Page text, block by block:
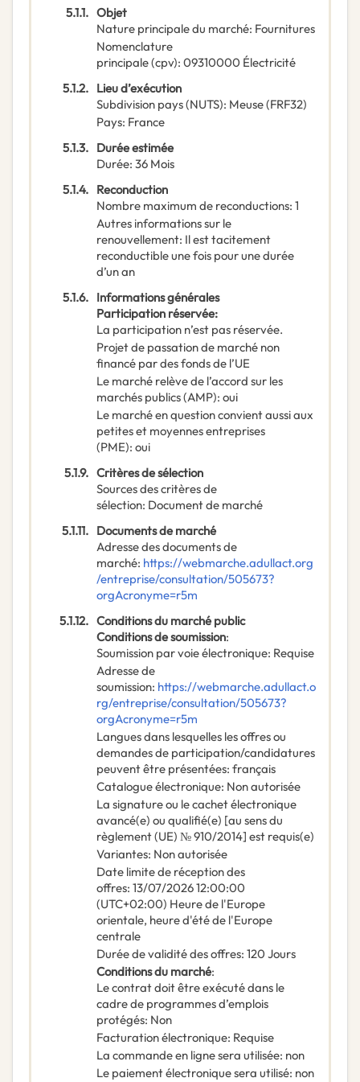
5.1.1. Objet
Nature principale du marché: Fournitures
Nomenclature
principale(cpv): 09310000 Électricité
5.1.2. Lieu d’exécution
Subdivision pays (NUTS): Meuse(FRF32)
Pays: France
5.1.3. Durée estimée
Durée: 36 Mois
5.1.4. Reconduction
Nombre maximum de reconductions: 1
Autres informations sur le
renouvellement: Il est tacitement
reconductible une fois pour une durée
d’un an
5.1.6. Informations générales
Participation réservée:
La participation n’est pas réservée.
Projet de passation de marché non
financé par des fonds de l’UE
Le marché relève de l’accord sur les
marchés publics (AMP): oui
Le marché en question convient aussi aux
petites et moyennes entreprises
(PME): oui
5.1.9. Critères de sélection
Sources des critères de
sélection: Document de marché
5.1.11. Documents de marché
Adresse des documents de
marché: https://webmarche.adullact.org
/entreprise/consultation/505673?
orgAcronyme=r5m
5.1.12. Conditions du marché public
Conditions de soumission:
Soumission par voie électronique: Requise
Adresse de
soumission: https://webmarche.adullact.o
rg/entreprise/consultation/505673?
orgAcronyme=r5m
Langues dans lesquelles les offres ou
demandes de participation/candidatures
peuvent être présentées: français
Catalogue électronique: Non autorisée
La signature ou le cachet électronique
avancé(e) ou qualifié(e) [au sens du
règlement (UE) № 910/2014] est requis(e)
Variantes: Non autorisée
Date limite de réception des
offres: 13/07/202612:00:00
(UTC+02:00) Heure de l'Europe
orientale, heure d'été de l'Europe
centrale
Durée de validité des offres: 120 Jours
Conditions du marché:
Le contrat doit être exécuté dans le
cadre de programmes d’emplois
protégés: Non
Facturation électronique: Requise
La commande en ligne sera utilisée: non
Le paiement électronique sera utilisé: non